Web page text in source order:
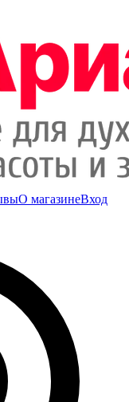
О магазинеВход